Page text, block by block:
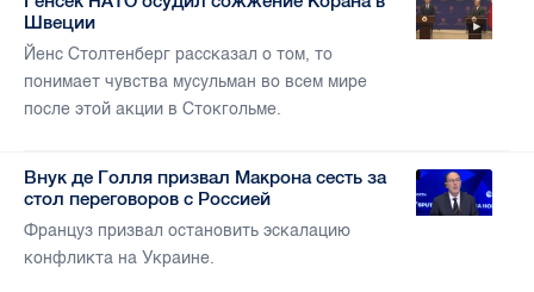
Швеции
Йенс Столтенберг рассказал о том, то
понимает чувства мусульман во всем мире
после этой акции в Стокгольме.
Внук де Голля призвал Макрона сесть за
стол переговоров с Россией
Француз призвал остановить эскалацию
конфликта на Украине.